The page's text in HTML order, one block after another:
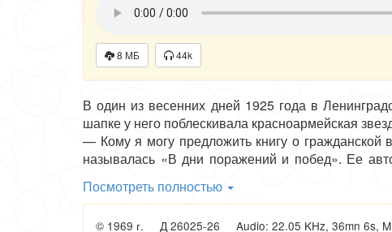
8 МБ 44k
В один из весенних дней 1925 года в
шапке у него поблескивала красноармейская
— Кому я могу предложить книгу о
называлась «В дни поражений и побед». Ее
Четырнадцатилетним подростком Аркадий
гражданской войны: петлюровском, польском,
Посмотреть полностью
© 1969 г. Д 26025-26 Audio: 22.05 KHz, 36mn 6s,